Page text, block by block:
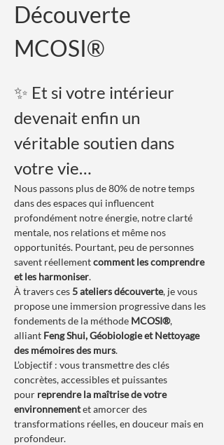
Découverte
MCOSI®
✨ Et si votre intérieur
devenait enfin un
véritable soutien dans
votre vie…
Nous passons plus de 80% de notre temps
dans des espaces qui influencent
profondément notre énergie, notre clarté
mentale, nos relations et même nos
opportunités. Pourtant, peu de personnes
savent réellement comment les comprendre
et les harmoniser.
À travers ces 5 ateliers découverte, je vous
propose une immersion progressive dans les
fondements de la méthode MCOSI®,
alliant Feng Shui, Géobiologie et Nettoyage
des mémoires des murs.
L’objectif : vous transmettre des clés
concrètes, accessibles et puissantes
pour reprendre la maîtrise de votre
environnement et amorcer des
transformations réelles, en douceur mais en
profondeur.